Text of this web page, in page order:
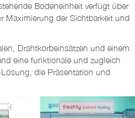
Bodeneinheit verfügt über
Maximierung der Sichtbarkeit und
Drahtkorbeinsätzen und einem
eine funktionale und zugleich
die Präsentation und